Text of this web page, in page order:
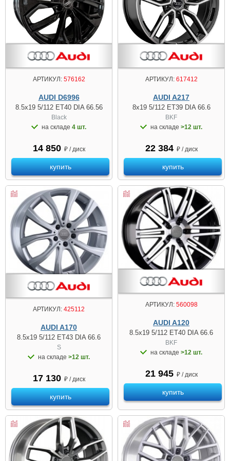
АРТИКУЛ:576162
AUDI D6996
8.5x19 5/112 ET40 DIA 66.56
Black
на складе 4 шт.
14 850 ₽ / диск
купить
АРТИКУЛ:617412
AUDI A217
8x19 5/112 ET39 DIA 66.6
BKF
на складе >12 шт.
22 384 ₽ / диск
купить
АРТИКУЛ: 425112
AUDI A170
8.5x19 5/112 ET43 DIA 66.6
S
на складе >12 шт.
17 130 ₽ / диск
купить
АРТИКУЛ:560098
AUDI A120
8.5x19 5/112 ET40 DIA 66.6
BKF
на складе >12 шт.
21 945 ₽ / диск
купить